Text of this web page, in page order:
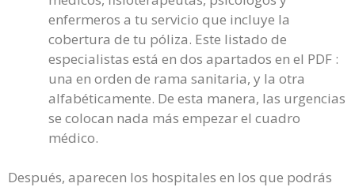
enfermeros a tu servicio que incluye la
cobertura de tu póliza. Este listado de
especialistas está en dos apartados en el PDF :
una en orden de rama sanitaria, y la otra
alfabéticamente. De esta manera, las urgencias
se colocan nada más empezar el cuadro
médico.
Después, aparecen los hospitales en los que podrás